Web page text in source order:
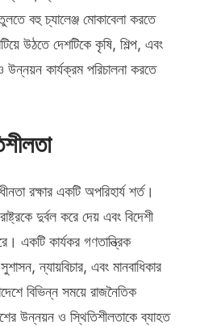
বহু চ্যালেঞ্জ মোকাবেলা করতে
উঠতে দেশটিকে কৃষি, শিল্প, এবং
উন্নয়ন কার্যক্রম পরিচালনা করতে
রক্ষার একটি অপরিহার্য শর্ত।
দুর্বল করে দেয় এবং বিদেশী
একটি কার্যকর গণতান্ত্রিক
ন্যায়বিচার, এবং মানবাধিকার
বিভিন্ন সময়ে রাজনৈতিক
উন্নয়ন ও স্থিতিশীলতাকে ব্যাহত